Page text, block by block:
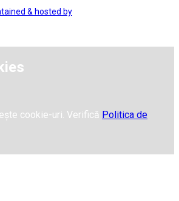
& hosted by
cookie-uri. Verifică Politica de